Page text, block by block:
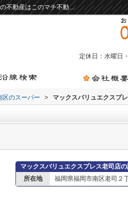
マックスバリュエクスプレス老司店情報ページ｜福岡市のペット可賃貸などの不動産はこのマチ不動産 箱崎駅前店
定休日：水曜日
区のスーパー > マックスバリュエクスプ
マックスバリュエクスプレス老司店
所在地
福岡県福岡市南区老司２